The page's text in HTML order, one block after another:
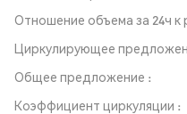
Отношение объема за 24ч к
Циркулирующее
Общее предложение
Коэффициент циркуляции